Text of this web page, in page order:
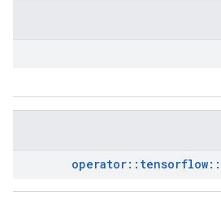
operator:: tensorflow::